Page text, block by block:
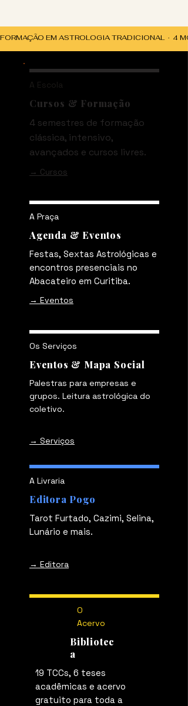
FORMAÇÃO EM ASTROLOGIA TRADICIONAL  ·  4
A Escola
Cursos & Formação
4 semestres de formação
clássica, intensivo,
avançados e cursos livres.
→ Cursos
A Praça
Agenda & Eventos
Festas, Sextas Astrológicas e
encontros presenciais no
Abacateiro em Curitiba.
→ Eventos
Os Serviços
Eventos & Mapa Social
Palestras para empresas e
grupos. Leitura astrológica do
coletivo.
→ Serviços
A Livraria
Editora Pogo
Tarot Furtado, Cazimi, Selina,
Lunário e mais.
→ Editora
O
Acervo
Bibliotec
a
19 TCCs, 6 teses
acadêmicas e acervo
gratuito para toda a